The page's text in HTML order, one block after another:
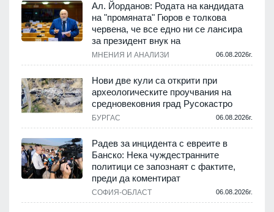
Ал. Йорданов: Родата на кандидата
на "промяната" Гюров е толкова
червена, че все едно ни се лансира
за президент внук на
МНЕНИЯ И АНАЛИЗИ 06.08.2026г.
Нови две кули са открити при
археологическите проучвания на
средновековния град Русокастро
БУРГАС 06.08.2026г.
Радев за инцидента с евреите в
Банско: Нека чуждестранните
политици се запознаят с фактите,
преди да коментират
СОФИЯ-ОБЛАСТ 06.08.2026г.